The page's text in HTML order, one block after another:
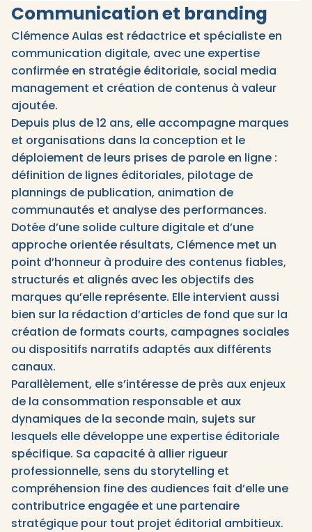
Communication et branding
Clémence Aulas est rédactrice et spécialiste en
communication digitale, avec une expertise
confirmée en stratégie éditoriale, social media
management et création de contenus à valeur
ajoutée.
Depuis plus de 12 ans, elle accompagne marques
et organisations dans la conception et le
déploiement de leurs prises de parole en ligne :
définition de lignes éditoriales, pilotage de
plannings de publication, animation de
communautés et analyse des performances.
Dotée d’une solide culture digitale et d’une
approche orientée résultats, Clémence met un
point d’honneur à produire des contenus fiables,
structurés et alignés avec les objectifs des
marques qu’elle représente. Elle intervient aussi
bien sur la rédaction d’articles de fond que sur la
création de formats courts, campagnes sociales
ou dispositifs narratifs adaptés aux différents
canaux.
Parallèlement, elle s’intéresse de près aux enjeux
de la consommation responsable et aux
dynamiques de la seconde main, sujets sur
lesquels elle développe une expertise éditoriale
spécifique. Sa capacité à allier rigueur
professionnelle, sens du storytelling et
compréhension fine des audiences fait d’elle une
contributrice engagée et une partenaire
stratégique pour tout projet éditorial ambitieux.